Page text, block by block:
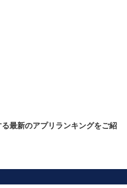
最新のアプリランキングをご紹